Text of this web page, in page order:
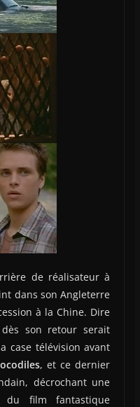
de réalisateur à
dans son Angleterre
à la Chine. Dire
son retour serait
case télévision avant
, et ce dernier
décrochant une
film fantastique